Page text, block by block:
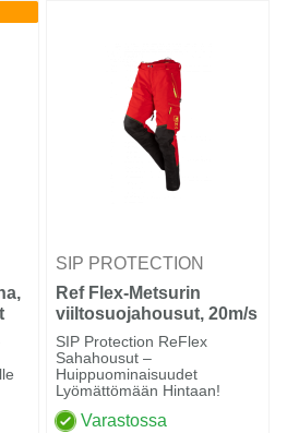
SIP PROTECTION
Ref Flex-Metsurin
viiltosuojahousut, 20m/s
SIP Protection ReFlex
Sahahousut –
Huippuominaisuudet
Lyömättömään Hintaan!
Varastossa